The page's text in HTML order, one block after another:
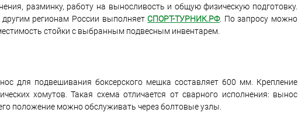
разминку, работу на выносливость и общую физическую подготовку.
другим регионам России выполняетСПОРТ-ТУРНИК.РФ. По запросу можно
стойки с выбранным подвесным инвентарем.
для подвешивания боксерского мешка составляет 600 мм. Крепление
хомутов. Такая схема отличается от сварного исполнения: вынос
положение можно обслуживать через болтовые узлы.